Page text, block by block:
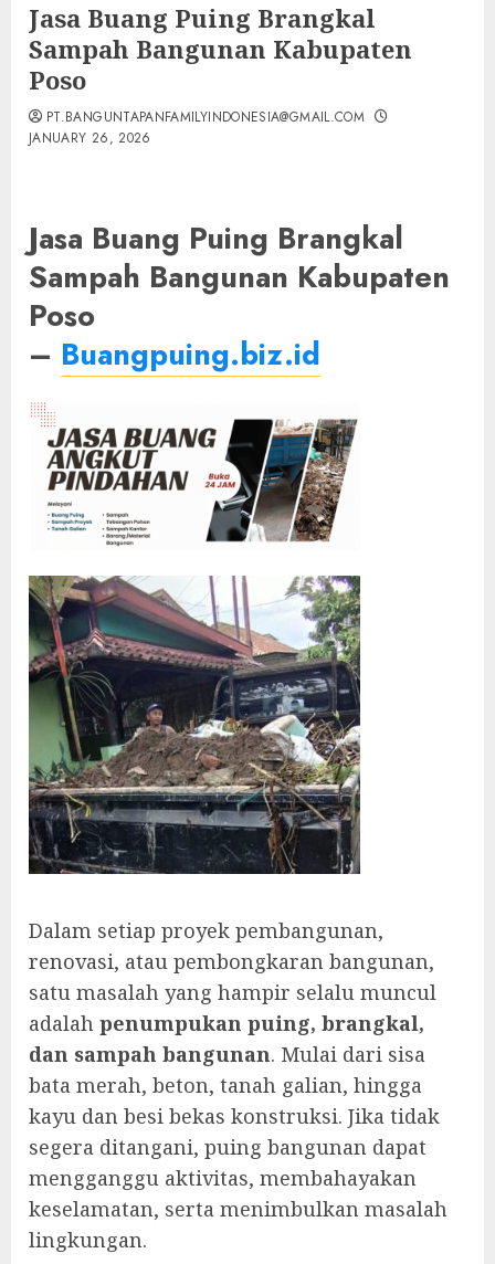
Jasa Buang Puing Brangkal
Sampah Bangunan Kabupaten
Poso
PT.BANGUNTAPANFAMILYINDONESIA@GMAIL.COM
JANUARY 26, 2026
Jasa Buang Puing Brangkal
Sampah Bangunan Kabupaten
Poso
– Buangpuing.biz.id
Dalam setiap proyek pembangunan,
renovasi, atau pembongkaran bangunan,
satu masalah yang hampir selalu muncul
adalah penumpukan puing, brangkal,
dan sampah bangunan. Mulai dari sisa
bata merah, beton, tanah galian, hingga
kayu dan besi bekas konstruksi. Jika tidak
segera ditangani, puing bangunan dapat
mengganggu aktivitas, membahayakan
keselamatan, serta menimbulkan masalah
lingkungan.